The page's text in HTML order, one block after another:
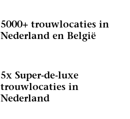
5000+ trouwlocaties in
Nederland en België
5x Super-de-luxe
trouwlocaties in
Nederland